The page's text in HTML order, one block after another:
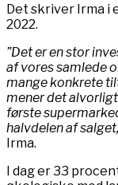
Det skriver Irma i
2022.
”Det er en stor
af vores samlede
mange konkrete
mener det
første
halvdelen af
Irma.
I dag er 33